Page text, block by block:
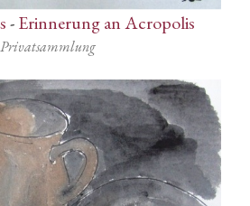
-Erinnerung an Acropolis
Privatsammlung